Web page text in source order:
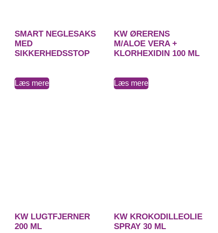
SMART NEGLESAKS
MED
SIKKERHEDSSTOP
Læs mere
KW ØRERENS
M/ALOE VERA +
KLORHEXIDIN 100 ML
Læs mere
KW LUGTFJERNER
200 ML
KW KROKODILLEOLIE
SPRAY 30 ML